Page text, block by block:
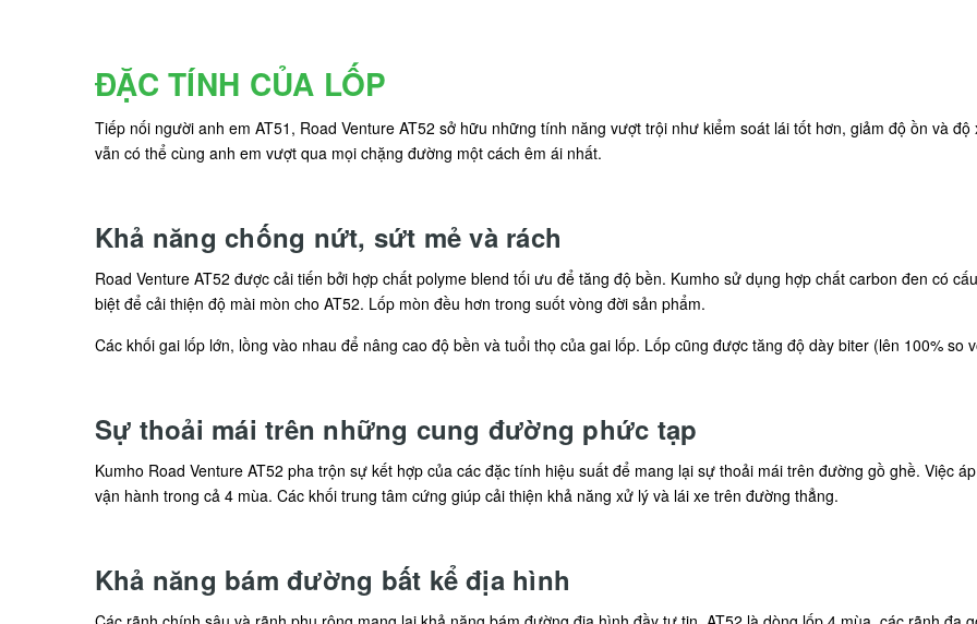
ĐẶC TÍNH CỦA LỐP
Tiếp nối người anh em AT51, Road Venture AT52 sở hữu những tính năng vượt trội như kiểm soát lái tốt hơn, giảm độ ồn và
vẫn có thể cùng anh em vượt qua mọi chặng đường một cách êm ái nhất.
Khả năng chống nứt, sứt mẻ và rách
Road Venture AT52 được cải tiến bởi hợp chất polyme blend tối ưu để tăng độ bền. Kumho sử dụng hợp chất carbon đen có
biệt để cải thiện độ mài mòn cho AT52. Lốp mòn đều hơn trong suốt vòng đời sản phẩm.
Các khối gai lốp lớn, lồng vào nhau để nâng cao độ bền và tuổi thọ của gai lốp. Lốp cũng được tăng độ dày biter (lên 100% so
Sự thoải mái trên những cung đường phức tạp
Kumho Road Venture AT52 pha trộn sự kết hợp của các đặc tính hiệu suất để mang lại sự thoải mái trên đường gồ ghề. Việc
vận hành trong cả 4 mùa. Các khối trung tâm cứng giúp cải thiện khả năng xử lý và lái xe trên đường thẳng.
Khả năng bám đường bất kể địa hình